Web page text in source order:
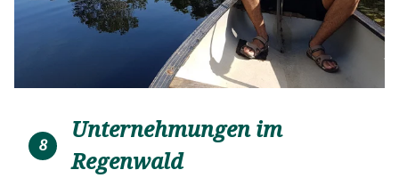
8
Unternehmungen im
Regenwald